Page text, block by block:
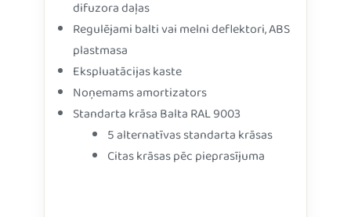
difuzora daļas
Regulējami balti vai melni deflektori, ABS
plastmasa
Ekspluatācijas kaste
Noņemams amortizators
Standarta krāsa Balta RAL 9003
5 alternatīvas standarta krāsas
Citas krāsas pēc pieprasījuma